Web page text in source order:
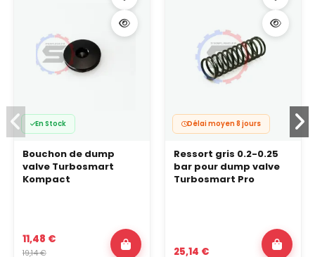
En Stock
Bouchon de dump
valve Turbosmart
Kompact
11,48 €
19,14 €
Délai moyen 8 jours
Ressort gris 0.2-0.25
bar pour dump valve
Turbosmart Pro
25,14 €